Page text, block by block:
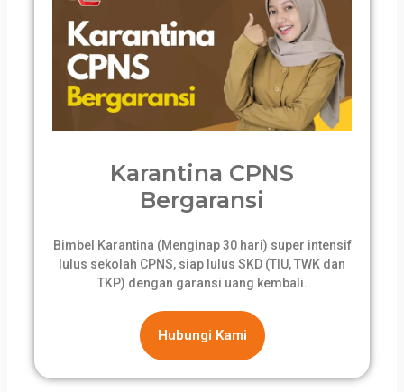
Karantina CPNS
Bergaransi
Bimbel Karantina (Menginap 30 hari) super intensif
lulus sekolah CPNS, siap lulus SKD (TIU, TWK dan
TKP) dengan garansi uang kembali.
Hubungi Kami